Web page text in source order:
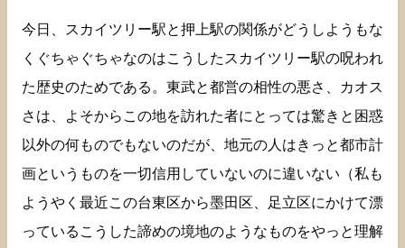
今日、スカイツリー駅と押上駅の関係がどうしようもな
くぐちゃぐちゃなのはこうしたスカイツリー駅の呪われ
た歴史のためである。東武と都営の相性の悪さ、カオス
さは、よそからこの地を訪れた者にとっては驚きと困惑
以外の何ものでもないのだが、地元の人はきっと都市計
画というものを一切信用していないのに違いない（私も
ようやく最近この台東区から墨田区、足立区にかけて漂
っているこうした諦めの境地のようなものをやっと理解